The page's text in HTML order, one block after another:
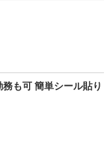
も可 簡単シール貼り